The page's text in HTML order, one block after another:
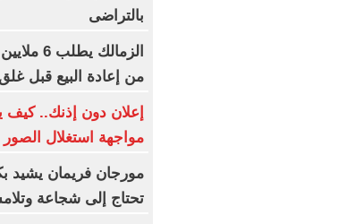
بالتراضى
من إعادة البيع قبل
إعلان دون إذنك..
مواجهة استغلال
مورجان فريمان يشيد
تحتاج إلى شجاعة